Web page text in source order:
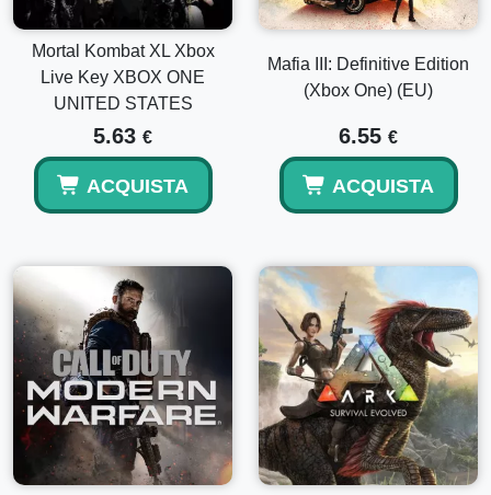
Mortal Kombat XL Xbox
Live Key XBOX ONE
UNITED STATES
5.63 €
ACQUISTA
Mafia III: Definitive Edition
(Xbox One) (EU)
6.55 €
ACQUISTA